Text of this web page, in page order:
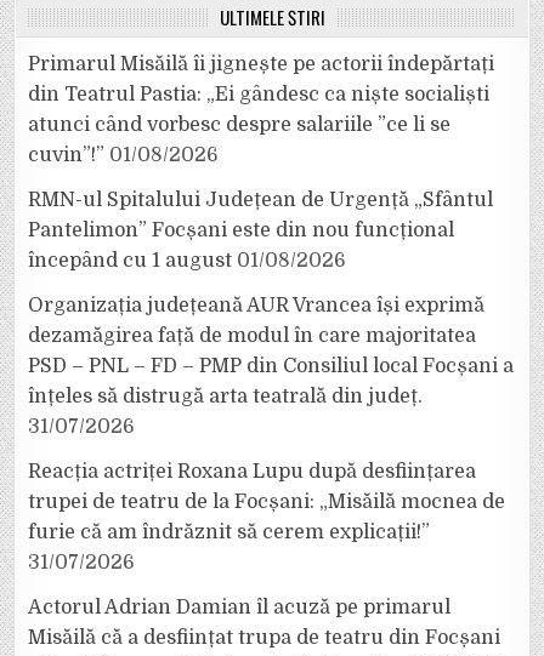
ULTIMELE ȘTIRI
Primarul Misăilă îi jignește pe actorii îndepărtați
din Teatrul Pastia: „Ei gândesc ca niște socialiști
atunci când vorbesc despre salariile ”ce li se
cuvin”!” 01/08/2026
RMN-ul Spitalului Județean de Urgență „Sfântul
Pantelimon” Focșani este din nou funcțional
începând cu 1 august 01/08/2026
Organizația județeană AUR Vrancea își exprimă
dezamăgirea față de modul în care majoritatea
PSD – PNL – FD – PMP din Consiliul local Focșani a
înțeles să distrugă arta teatrală din județ.
31/07/2026
Reacția actriței Roxana Lupu după desființarea
trupei de teatru de la Focșani: „Misăilă mocnea de
furie că am îndrăznit să cerem explicații!”
31/07/2026
Actorul Adrian Damian îl acuză pe primarul
Misăilă că a desființat trupa de teatru din Focșani